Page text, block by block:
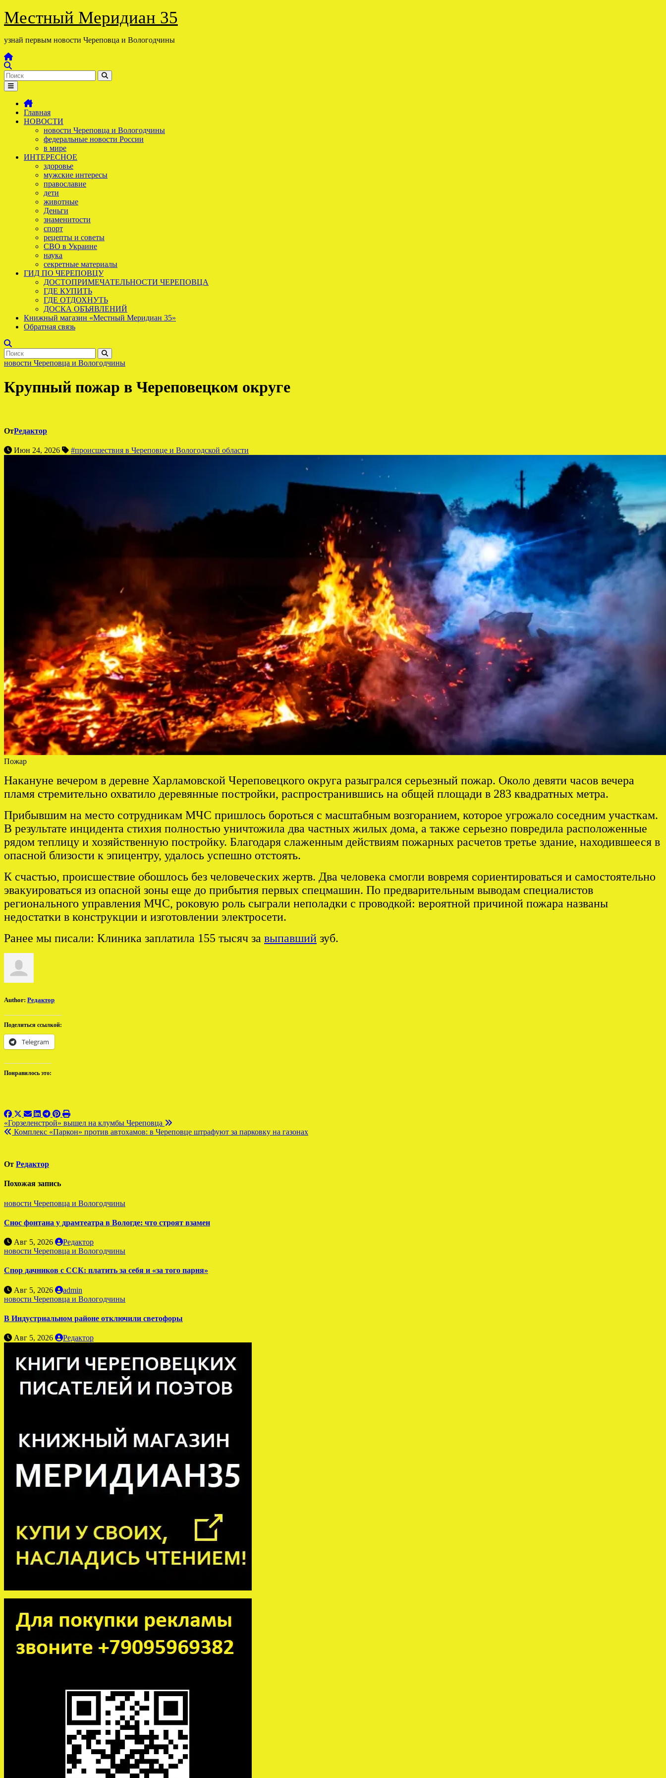
Перейти
к
Местный Меридиан 35
узнай первым новости Череповца и Вологодчины
Главная
НОВОСТИ
новости Череповца и Вологодчины
федеральные новости России
в мире
ИНТЕРЕСНОЕ
здоровье
мужские интересы
православие
дети
животные
Деньги
знаменитости
спорт
рецепты и советы
СВО в Украине
наука
секретные материалы
ГИД ПО ЧЕРЕПОВЦУ
ДОСТОПРИМЕЧАТЕЛЬНОСТИ ЧЕРЕПОВЦА
ГДЕ КУПИТЬ
ГДЕ ОТДОХНУТЬ
ДОСКА ОБЪЯВЛЕНИЙ
Книжный магазин «Местный Меридиан 35»
Обратная связь
новости Череповца и Вологодчины
Крупный пожар в Череповецком округе
ОтРедактор
Июн 24, 2026 #происшествия в Череповце и Вологодской области
Пожар
Накануне вечером в деревне Харламовской Череповецкого округа разыгрался серьезный пожар. Около девяти часов вечера
пламя стремительно охватило деревянные постройки, распространившись на общей площади в 283 квадратных метра.
Прибывшим на место сотрудникам МЧС пришлось бороться с масштабным возгоранием, которое угрожало соседним участкам.
В результате инцидента стихия полностью уничтожила два частных жилых дома, а также серьезно повредила расположенные
рядом теплицу и хозяйственную постройку. Благодаря слаженным действиям пожарных расчетов третье здание, находившееся в
опасной близости к эпицентру, удалось успешно отстоять.
К счастью, происшествие обошлось без человеческих жертв. Два человека смогли вовремя сориентироваться и самостоятельно
эвакуироваться из опасной зоны еще до прибытия первых спецмашин. По предварительным выводам специалистов
регионального управления МЧС, роковую роль сыграли неполадки с проводкой: вероятной причиной пожара названы
недостатки в конструкции и изготовлении электросети.
Ранее мы писали: Клиника заплатила 155 тысяч за выпавший зуб.
Author: Редактор
Поделиться ссылкой:
Telegram
Понравилось это:
Навигация
по
«Горзеленстрой» вышел на клумбы Череповца
Комплекс «Паркон» против автохамов: в Череповце штрафуют за парковку на газонах
От Редактор
Похожая запись
новости Череповца и Вологодчины
Снос фонтана у драмтеатра в Вологде: что строят взамен
Авг 5, 2026
Редактор
новости Череповца и Вологодчины
Спор дачников с ССК: платить за себя и «за того парня»
Авг 5, 2026
admin
новости Череповца и Вологодчины
В Индустриальном районе отключили светофоры
Авг 5, 2026 Редактор